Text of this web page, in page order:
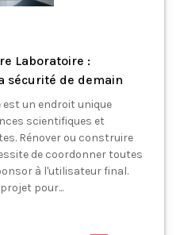
Laboratoire :
sécurité de demain
un endroit unique
scientifiques et
Rénover ou construire
de coordonner toutes
à l'utilisateur final.
pour...